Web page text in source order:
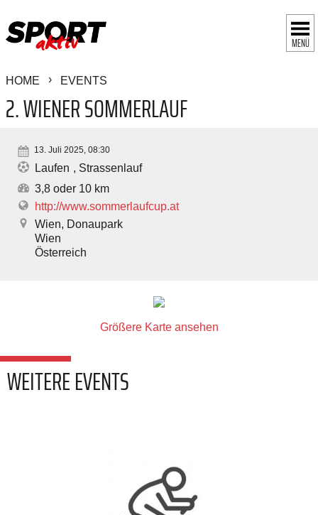
MENÜ
HOME EVENTS
2. WIENER SOMMERLAUF
13. Juli 2025, 08:30
Laufen
Strassenlauf
3,8 oder 10 km
http://www.sommerlaufcup.at
Wien, Donaupark
Wien
Österreich
Größere Karte ansehen
WEITERE EVENTS